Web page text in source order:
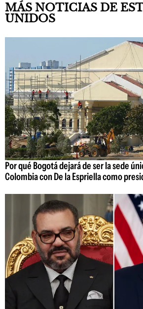
MÁS NOTICIAS DE
UNIDOS
Por qué Bogotá dejará de ser la sede
Colombia con De la Espriella como